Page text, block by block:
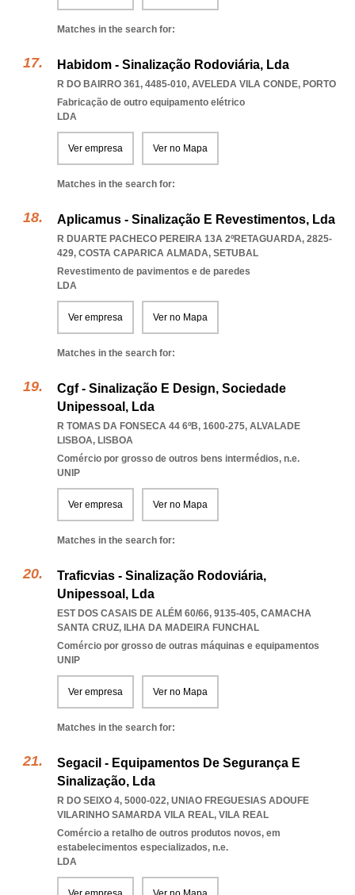
Matches in the search for:
Habidom - Sinalização Rodoviária, Lda
R DO BAIRRO 361, 4485-010, AVELEDA VILA CONDE, PORTO
Fabricação de outro equipamento elétrico
LDA
Ver empresa Ver no Mapa
Matches in the search for:
Aplicamus - Sinalização E Revestimentos, Lda
R DUARTE PACHECO PEREIRA 13A 2ºRETAGUARDA, 2825-
429, COSTA CAPARICA ALMADA, SETUBAL
Revestimento de pavimentos e de paredes
LDA
Ver empresa Ver no Mapa
Matches in the search for:
Cgf - Sinalização E Design, Sociedade
Unipessoal, Lda
R TOMAS DA FONSECA 44 6ºB, 1600-275, ALVALADE
LISBOA, LISBOA
Comércio por grosso de outros bens intermédios, n.e.
UNIP
Ver empresa Ver no Mapa
Matches in the search for:
Traficvias - Sinalização Rodoviária,
Unipessoal, Lda
EST DOS CASAIS DE ALÉM 60/66, 9135-405, CAMACHA
SANTA CRUZ, ILHA DA MADEIRA FUNCHAL
Comércio por grosso de outras máquinas e equipamentos
UNIP
Ver empresa Ver no Mapa
Matches in the search for:
Segacil - Equipamentos De Segurança E
Sinalização, Lda
R DO SEIXO 4, 5000-022, UNIAO FREGUESIAS ADOUFE
VILARINHO SAMARDA VILA REAL, VILA REAL
Comércio a retalho de outros produtos novos, em
estabelecimentos especializados, n.e.
LDA